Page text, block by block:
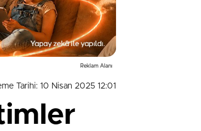
Reklam Alanı
Tarihi: 10 Nisan 2025 12:01